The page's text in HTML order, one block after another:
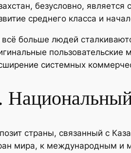
безусловно,
среднего класса и
больше людей
пользовательские
системных
страны, связанный с
мира, к международным и